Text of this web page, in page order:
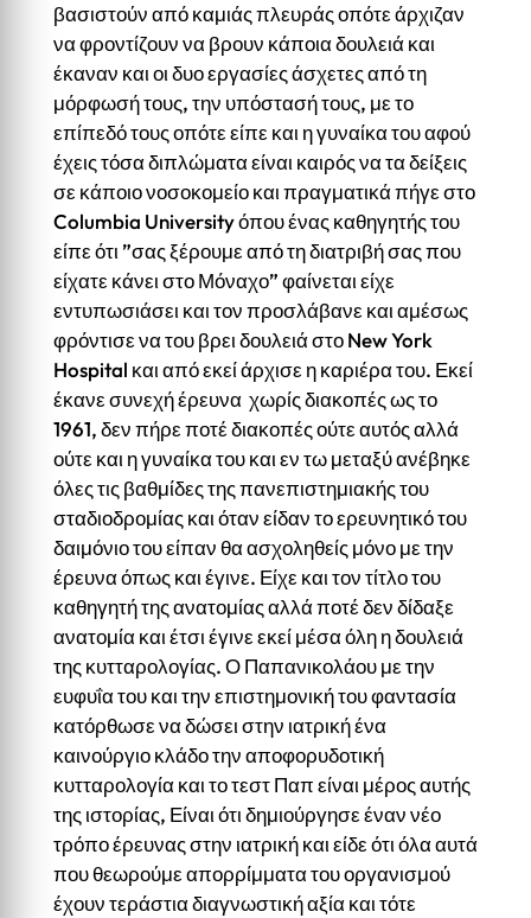
βασιστούν από καμιάς πλευράς οπότε άρχιζαν
να φροντίζουν να βρουν κάποια δουλειά και
έκαναν και οι δυο εργασίες άσχετες από τη
μόρφωσή τους, την υπόστασή τους, με το
επίπεδό τους οπότε είπε και η γυναίκα του αφού
έχεις τόσα διπλώματα είναι καιρός να τα δείξεις
σε κάποιο νοσοκομείο και πραγματικά πήγε στο
Columbia University όπου ένας καθηγητής του
είπε ότι ”σας ξέρουμε από τη διατριβή σας που
είχατε κάνει στο Μόναχο” φαίνεται είχε
εντυπωσιάσει και τον προσλάβανε και αμέσως
φρόντισε να του βρει δουλειά στο New York
Hospital και από εκεί άρχισε η καριέρα του. Εκεί
έκανε συνεχή έρευνα χωρίς διακοπές ως το
1961, δεν πήρε ποτέ διακοπές ούτε αυτός αλλά
ούτε και η γυναίκα του και εν τω μεταξύ ανέβηκε
όλες τις βαθμίδες της πανεπιστημιακής του
σταδιοδρομίας και όταν είδαν το ερευνητικό του
δαιμόνιο του είπαν θα ασχοληθείς μόνο με την
έρευνα όπως και έγινε. Είχε και τον τίτλο του
καθηγητή της ανατομίας αλλά ποτέ δεν δίδαξε
ανατομία και έτσι έγινε εκεί μέσα όλη η δουλειά
της κυτταρολογίας. Ο Παπανικολάου με την
ευφυΐα του και την επιστημονική του φαντασία
κατόρθωσε να δώσει στην ιατρική ένα
καινούργιο κλάδο την αποφορυδοτική
κυτταρολογία και το τεστ Παπ είναι μέρος αυτής
της ιστορίας, Είναι ότι δημιούργησε έναν νέο
τρόπο έρευνας στην ιατρική και είδε ότι όλα αυτά
που θεωρούμε απορρίμματα του οργανισμού
έχουν τεράστια διαγνωστική αξία και τότε